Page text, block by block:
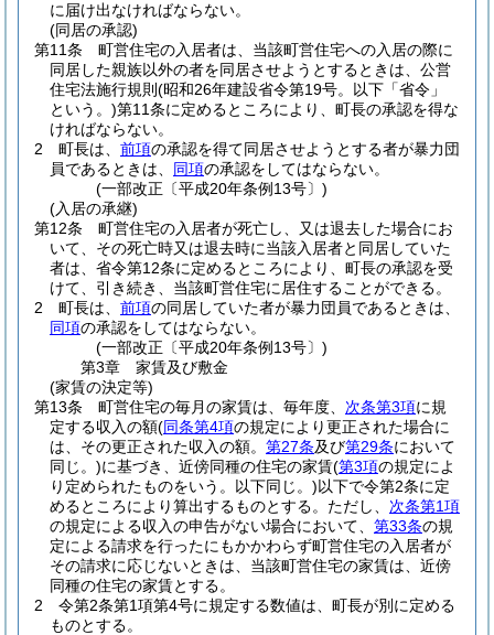
に届け出なければならない。
(同居の承認)
第11条
町営住宅の入居者は、当該町営住宅への入居の際に
同居した親族以外の者を同居させようとするときは、公営
住宅法施行規則 (昭和26年建設省令第19号。以下「省令」
という。)第11条に定めるところにより、町長の承認を得な
ければならない。
2
町長は、 前項の承認を得て同居させようとする者が暴力団
員であるときは、 同項の承認をしてはならない。
(一部改正〔平成20年条例13号〕)
(入居の承継)
第12条
町営住宅の入居者が死亡し、又は退去した場合にお
いて、その死亡時又は退去時に当該入居者と同居していた
者は、省令第12条に定めるところにより、町長の承認を受
けて、引き続き、当該町営住宅に居住することができる。
2
町長は、 前項の同居していた者が暴力団員であるときは、
同項の承認をしてはならない。
(一部改正〔平成20年条例13号〕)
第3章
家賃及び敷金
(家賃の決定等)
第13条
町営住宅の毎月の家賃は、毎年度、 次条第3項に規
定する収入の額(同条第4項の規定により更正された場合に
は、その更正された収入の額。 第27条及び第29条において
同じ。)に基づき、近傍同種の住宅の家賃(第3項の規定によ
り定められたものをいう。以下同じ。)以下で令第2条に定
めるところにより算出するものとする。 ただし、 次条第1項
の規定による収入の申告がない場合において、 第33条の規
定による請求を行ったにもかかわらず町営住宅の入居者が
その請求に応じないときは、当該町営住宅の家賃は、近傍
同種の住宅の家賃とする。
2
令第2条第1項第4号に規定する数値は、町長が別に定める
ものとする。